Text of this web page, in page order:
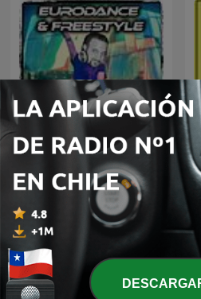
Marky D's Eurodance &
Freestyle